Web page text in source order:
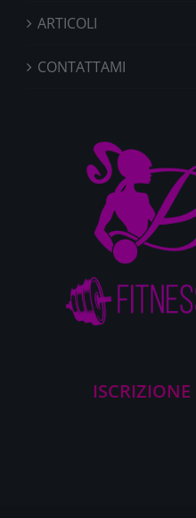
ARTICOLI
CONTATTAMI
ISCRIZIONE